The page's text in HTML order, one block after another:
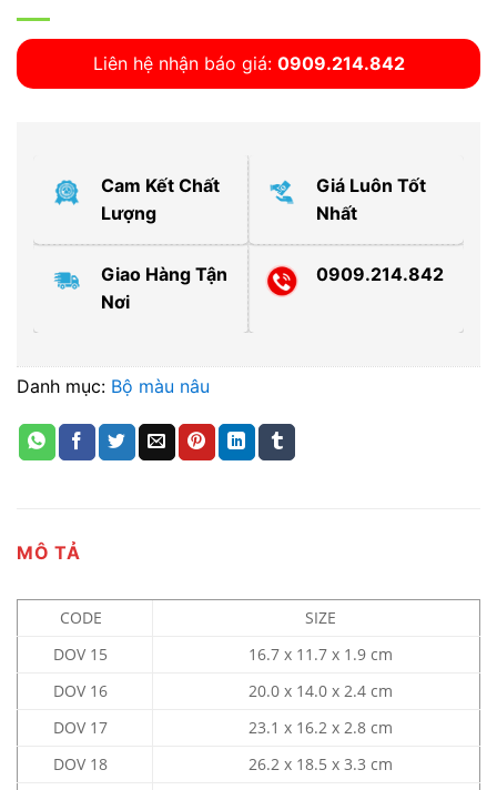
Liên hệ nhận báo giá: 0909.214.842
Cam Kết Chất
Lượng
Giá Luôn Tốt
Nhất
Giao Hàng Tận
Nơi
0909.214.842
Danh mục: Bộ màu nâu
MÔ TẢ
CODE
SIZE
DOV 15
16.7 x 11.7 x 1.9 cm
DOV 16
20.0 x 14.0 x 2.4 cm
DOV 17
23.1 x 16.2 x 2.8 cm
DOV 18
26.2 x 18.5 x 3.3 cm